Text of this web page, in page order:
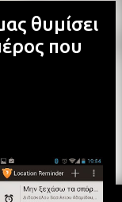
θυμίσει
που